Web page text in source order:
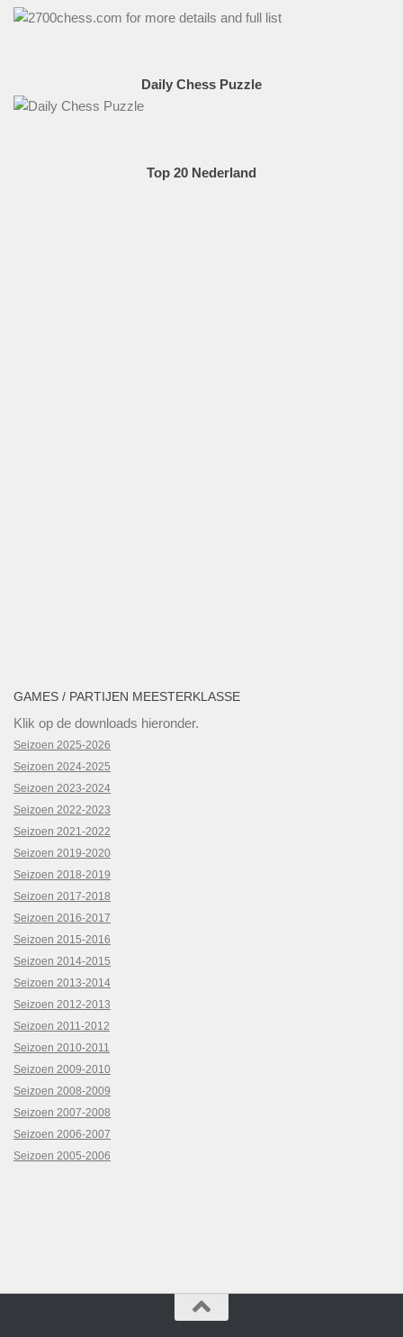
Daily Chess Puzzle
Top 20 Nederland
GAMES / PARTIJEN MEESTERKLASSE
Klik op de downloads hieronder.
Seizoen 2025-2026
Seizoen 2024-2025
Seizoen 2023-2024
Seizoen 2022-2023
Seizoen 2021-2022
Seizoen 2019-2020
Seizoen 2018-2019
Seizoen 2017-2018
Seizoen 2016-2017
Seizoen 2015-2016
Seizoen 2014-2015
Seizoen 2013-2014
Seizoen 2012-2013
Seizoen 2011-2012
Seizoen 2010-2011
Seizoen 2009-2010
Seizoen 2008-2009
Seizoen 2007-2008
Seizoen 2006-2007
Seizoen 2005-2006